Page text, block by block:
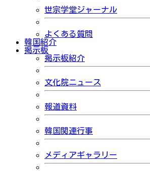
世宗学堂ジャーナル
よくある質問
韓国紹介
掲示板
掲示板紹介
文化院ニュース
報道資料
韓国関連行事
メディアギャラリー